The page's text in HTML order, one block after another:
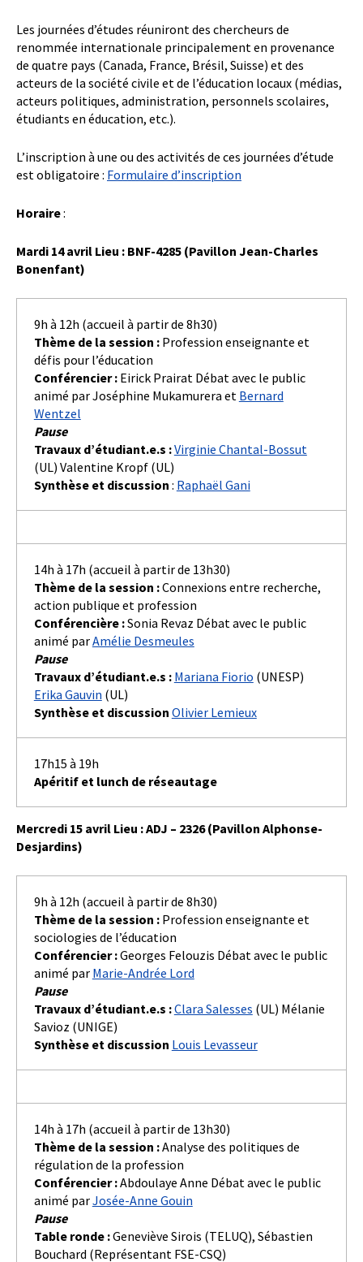
Les journées d’études réuniront des chercheurs de
renommée internationale principalement en provenance
de quatre pays (Canada, France, Brésil, Suisse) et des
acteurs de la société civile et de l’éducation locaux (médias,
acteurs politiques, administration, personnels scolaires,
étudiants en éducation, etc.).
L’inscription à une ou des activités de ces journées d’étude
est obligatoire : Formulaire d’inscription
Horaire:
Mardi 14 avril Lieu : BNF-4285 (Pavillon Jean-Charles
Bonenfant)
9h à 12h (accueil à partir de 8h30)
Thème de la session :Profession enseignante et
défis pour l’éducation
Conférencier :Eirick Prairat Débat avec le public
animé par Joséphine Mukamurera et Bernard
Wentzel
Pause
Travaux d’étudiant.e.s :Virginie Chantal-Bossut
(UL) Valentine Kropf (UL)
Synthèse et discussion : Raphaël Gani
14h à 17h (accueil à partir de 13h30)
Thème de la session :Connexions entre recherche,
action publique et profession
Conférencière :Sonia Revaz Débat avec le public
animé parAmélie Desmeules
Pause
Travaux d’étudiant.e.s : Mariana Fiorio (UNESP)
Erika Gauvin (UL)
Synthèse et discussion Olivier Lemieux
17h15 à 19h
Apéritif et lunch de réseautage
Mercredi 15 avril Lieu : ADJ – 2326 (Pavillon Alphonse-
Desjardins)
9h à 12h (accueil à partir de 8h30)
Thème de la session :Profession enseignante et
sociologies de l’éducation
Conférencier :Georges Felouzis Débat avec le public
animé par Marie-Andrée Lord
Pause
Travaux d’étudiant.e.s :Clara Salesses (UL) Mélanie
Savioz (UNIGE)
Synthèse et discussion Louis Levasseur
14h à 17h (accueil à partir de 13h30)
Thème de la session :Analyse des politiques de
régulation de la profession
Conférencier :Abdoulaye Anne Débat avec le public
animé parJosée-Anne Gouin
Pause
Table ronde :Geneviève Sirois (TELUQ), Sébastien
Bouchard (Représentant FSE-CSQ)